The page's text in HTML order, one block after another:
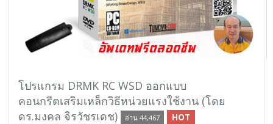
โปรแกรม DRMK RC WSD ออกแบบ
คอนกรีตเสริมเหล็กวิธีหน่วยแรงใช้งาน (โดย
ดร.มงคล จิรวัชรเดช)
อ่าน 44,467 HOT